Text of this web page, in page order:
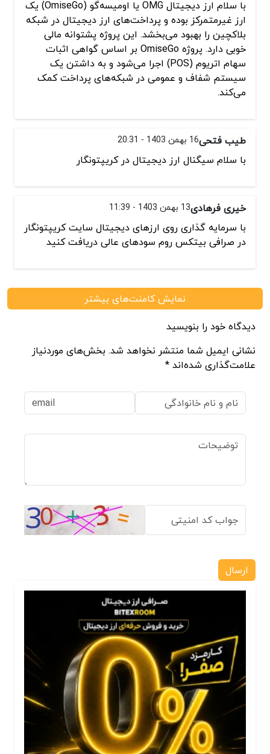
با سلام ارز دیجیتال OMG یا اومیسه‌گو (OmiseGo) یک
ارز غیرمتمرکز بوده و پرداخت‌های ارز دیجیتال در شبکه
بلاکچین را بهبود می‌بخشد. این پروژه پشتوانه مالی
خوبی دارد. پروژه OmiseGo بر اساس گواهی اثبات
سهام اتریوم (POS) اجرا می‌شود و به داشتن یک
سیستم شفاف و عمومی در شبکه‌های پرداخت کمک
می‌کند.
طیب فتحی16 بهمن 1403 - 20:31
با سلام سیگنال ارز دیجیتال در کریپتونگار
خیری فرهادی13 بهمن 1403 - 11:39
با سرمایه گذاری روی ارزهای دیجیتال سایت کریپتونگار
در صرافی بیتکس روم سودهای عالی دریافت کنید
نمایش کامنت‌های بیشتر
دیدگاه خود را بنویسید
نشانی ایمیل شما منتشر نخواهد شد. بخش‌های موردنیاز
علامت‌گذاری شده‌اند *
ارسال